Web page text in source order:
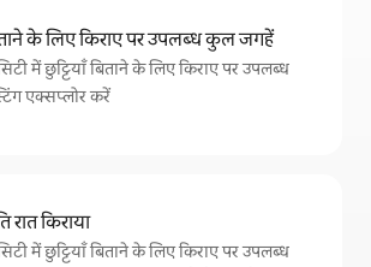
के लिए किराए पर उपलब्ध कुल जगहें
में छुट्टियाँ बिताने के लिए किराए पर उपलब्ध
एक्सप्लोर करें
रात किराया
में छुट्टियाँ बिताने के लिए किराए पर उपलब्ध